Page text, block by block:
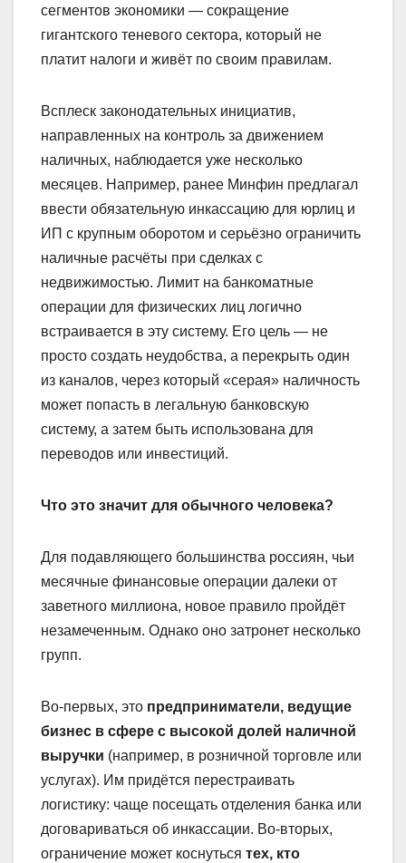
сегментов экономики — сокращение
гигантского теневого сектора, который не
платит налоги и живёт по своим правилам.
Всплеск законодательных инициатив,
направленных на контроль за движением
наличных, наблюдается уже несколько
месяцев. Например, ранее Минфин предлагал
ввести обязательную инкассацию для юрлиц и
ИП с крупным оборотом и серьёзно ограничить
наличные расчёты при сделках с
недвижимостью. Лимит на банкоматные
операции для физических лиц логично
встраивается в эту систему. Его цель — не
просто создать неудобства, а перекрыть один
из каналов, через который «серая» наличность
может попасть в легальную банковскую
систему, а затем быть использована для
переводов или инвестиций.
Что это значит для обычного человека?
Для подавляющего большинства россиян, чьи
месячные финансовые операции далеки от
заветного миллиона, новое правило пройдёт
незамеченным. Однако оно затронет несколько
групп.
Во-первых, это предприниматели, ведущие
бизнес в сфере с высокой долей наличной
выручки (например, в розничной торговле или
услугах). Им придётся перестраивать
логистику: чаще посещать отделения банка или
договариваться об инкассации. Во-вторых,
ограничение может коснуться тех, кто